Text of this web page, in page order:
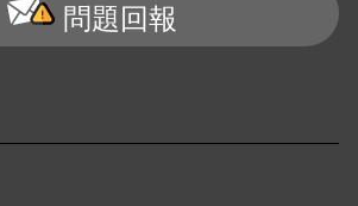
問題回報